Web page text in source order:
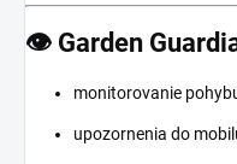
👁️ Garden
monitorovanie
upozornenia do